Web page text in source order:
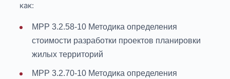
как:
МРР 3.2.58-10 Методика определения
стоимости разработки проектов планировки
жилых территорий
МРР 3.2.70-10 Методика определения